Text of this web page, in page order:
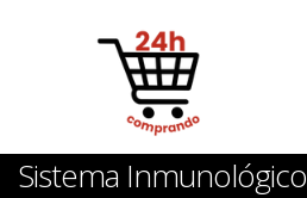
Sistema Inmunológico